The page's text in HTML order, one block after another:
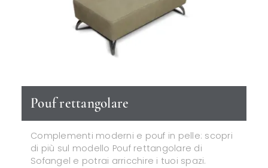
Pouf rettangolare
Complementi moderni e pouf in pelle: scopri
di più sul modello Pouf rettangolare di
Sofangel e potrai arricchire i tuoi spazi.